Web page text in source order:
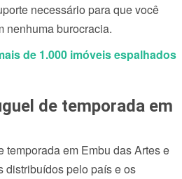
necessário para que você
nenhuma burocracia.
de 1.000 imóveis espalhados
de temporada em
em Embu das Artes e
distribuídos pelo país e os